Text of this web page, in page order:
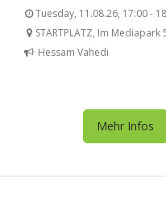
Tuesday, 11.08.26, 17:00 -
STARTPLATZ, Im Mediapark
Hessam Vahedi
Mehr Infos